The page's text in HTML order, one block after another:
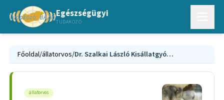
Egészségügyi
TUDAKOZÓ
Főoldal/állatorvos/ Dr. Szalkai László Kisállatgyógyász Szakállatorvos
állatorvos